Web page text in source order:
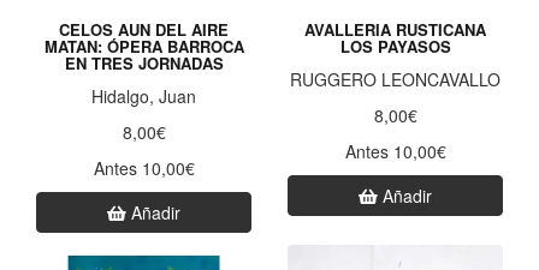
CELOS AUN DEL AIRE
MATAN: ÓPERA BARROCA
EN TRES JORNADAS
Hidalgo, Juan
8,00€
Antes 10,00€
Añadir
AVALLERIA RUSTICANA
LOS PAYASOS
RUGGERO LEONCAVALLO
8,00€
Antes 10,00€
Añadir